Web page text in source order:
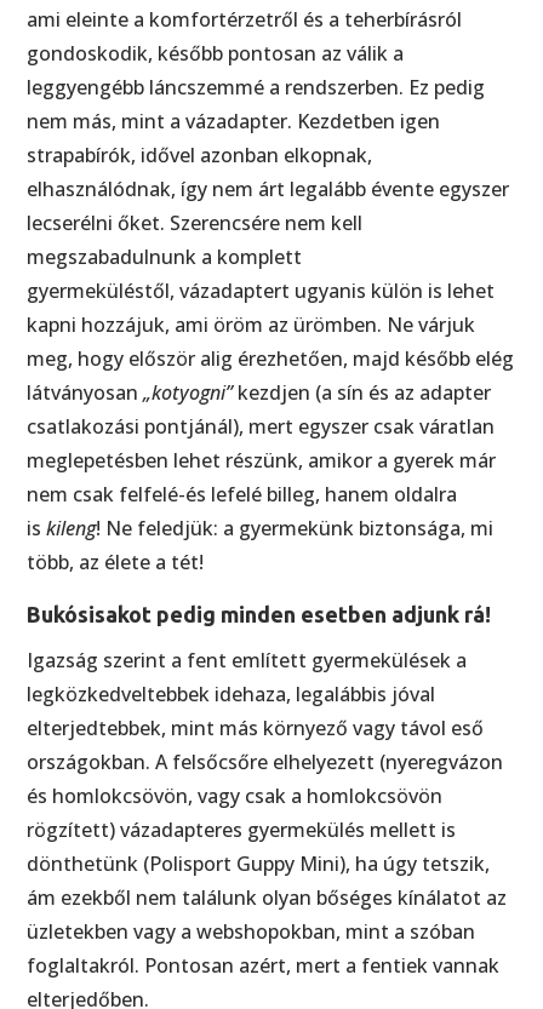
ami eleinte a komfortérzetről és a teherbírásról
gondoskodik, később pontosan az válik a
leggyengébb láncszemmé a rendszerben. Ez pedig
nem más, mint a vázadapter. Kezdetben igen
strapabírók, idővel azonban elkopnak,
elhasználódnak, így nem árt legalább évente egyszer
lecserélni őket. Szerencsére nem kell
megszabadulnunk a komplett
gyermeküléstől, vázadaptert ugyanis külön is lehet
kapni hozzájuk, ami öröm az ürömben. Ne várjuk
meg, hogy először alig érezhetően, majd később elég
látványosan„kotyogni”kezdjen (a sín és az adapter
csatlakozási pontjánál), mert egyszer csak váratlan
meglepetésben lehet részünk, amikor a gyerek már
nem csak felfelé-és lefelé billeg, hanem oldalra
iskileng! Ne feledjük: a gyermekünk biztonsága, mi
több, az élete a tét!
Bukósisakot pedig minden esetben adjunk rá!
Igazság szerint a fent említett gyermekülések a
legközkedveltebbek idehaza, legalábbis jóval
elterjedtebbek, mint más környező vagy távol eső
országokban. A felsőcsőre elhelyezett (nyeregvázon
és homlokcsövön, vagy csak a homlokcsövön
rögzített) vázadapteres gyermekülés mellett is
dönthetünk (Polisport Guppy Mini), ha úgy tetszik,
ám ezekből nem találunk olyan bőséges kínálatot az
üzletekben vagy a webshopokban, mint a szóban
foglaltakról. Pontosan azért, mert a fentiek vannak
elterjedőben.